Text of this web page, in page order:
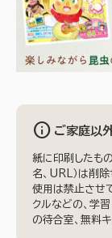
info ご家庭以
紙に印刷したも
名、URL）は削
使用は禁止させ
クルなどの、学
の待合室、無料